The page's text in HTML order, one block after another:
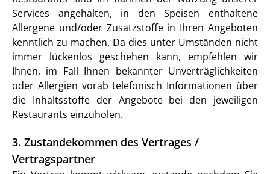
Services angehalten, in den Speisen enthaltene
Allergene und/oder Zusatzstoffe in Ihren Angeboten
kenntlich zu machen. Da dies unter Umständen nicht
immer lückenlos geschehen kann, empfehlen wir
Ihnen, im Fall Ihnen bekannter Unverträglichkeiten
oder Allergien vorab telefonisch Informationen über
die Inhaltsstoffe der Angebote bei den jeweiligen
Restaurants einzuholen.
3. Zustandekommen des Vertrages /
Vertragspartner